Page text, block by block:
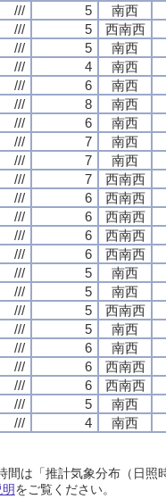
/// 5
南西
/// 5
西南西
/// 5
南西
/// 4
南西
/// 6
南西
/// 8
南西
/// 6
南西
/// 7
南西
/// 7
南西
/// 7
西南西
/// 6
西南西
/// 6
西南西
/// 6
西南西
/// 6
西南西
/// 5
南西
/// 5
南西
/// 5
西南西
/// 5
南西
/// 6
南西
/// 6
西南西
/// 6
西南西
/// 5
南西
/// 4 南西
間は「推計気象分布（日
をご覧ください。